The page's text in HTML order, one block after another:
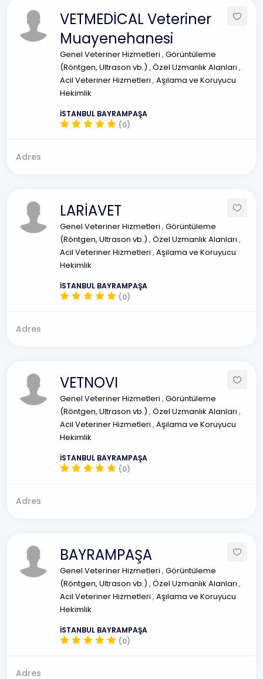
VETMEDİCAL Veteriner
Muayenehanesi
Genel Veteriner Hizmetleri , Görüntüleme
(Röntgen, Ultrason vb.) , Özel Uzmanlık Alanları ,
Acil Veteriner Hizmetleri , Aşılama ve Koruyucu
Hekimlik
İSTANBUL BAYRAMPAŞA
(0)
Adres
LARİAVET
Genel Veteriner Hizmetleri , Görüntüleme
(Röntgen, Ultrason vb.) , Özel Uzmanlık Alanları ,
Acil Veteriner Hizmetleri , Aşılama ve Koruyucu
Hekimlik
İSTANBUL BAYRAMPAŞA
(0)
Adres
VETNOVI
Genel Veteriner Hizmetleri , Görüntüleme
(Röntgen, Ultrason vb.) , Özel Uzmanlık Alanları ,
Acil Veteriner Hizmetleri , Aşılama ve Koruyucu
Hekimlik
İSTANBUL BAYRAMPAŞA
(0)
Adres
BAYRAMPAŞA
Genel Veteriner Hizmetleri , Görüntüleme
(Röntgen, Ultrason vb.) , Özel Uzmanlık Alanları ,
Acil Veteriner Hizmetleri , Aşılama ve Koruyucu
Hekimlik
İSTANBUL BAYRAMPAŞA
(0)
Adres